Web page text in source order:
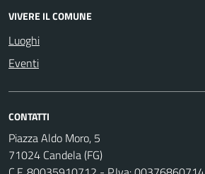
VIVERE IL COMUNE
Luoghi
Eventi
CONTATTI
Piazza Aldo Moro, 5
71024 Candela (FG)